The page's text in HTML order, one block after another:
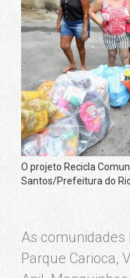
O projeto Recicla
Santos/Prefeitura do
As comunidades
Parque Carioca,